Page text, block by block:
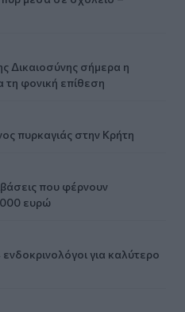
Δικαιοσύνης σήμερα η
τη φονική επίθεση
πυρκαγιάς στην Κρήτη
που φέρνουν
ευρώ
για καλύτερο